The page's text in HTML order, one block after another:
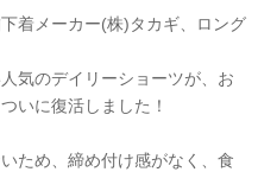
着メーカー(株)タカギ、ロング
気のデイリーショーツが、お
いに復活しました！
ため、締め付け感がなく、食